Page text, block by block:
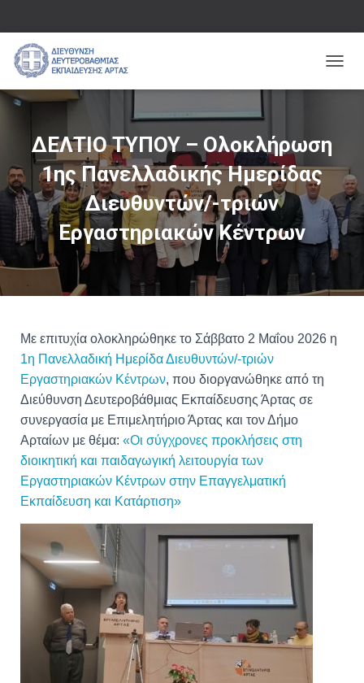
Ν
Γ
Π
Λ
Ο
Ή
Γ
Σ
ΔΕΛΤΙΟ ΤΥΠΟΥ – Ολοκλήρωση
1ης Πανελλαδικής Ημερίδας
Διευθυντών/-τριών
Εργαστηριακών Κέντρων
Με επιτυχία ολοκληρώθηκε το Σάββατο 2 Μαΐου 2026 η
1η Πανελλαδική Ημερίδα Διευθυντών/-τριών
Εργαστηριακών Κέντρων, που διοργανώθηκε από τη
Διεύθυνση Δευτεροβάθμιας Εκπαίδευσης Άρτας σε
συνεργασία με Επιμελητήριο Άρτας και τον Δήμο
Αρταίων με θέμα: «Οι σύγχρονες προκλήσεις στη
διοικητική και παιδαγωγική λειτουργία των
Εργαστηριακών Κέντρων στην Επαγγελματική
Εκπαίδευση και Κατάρτιση»